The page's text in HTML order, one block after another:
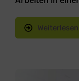
Weiterlesen